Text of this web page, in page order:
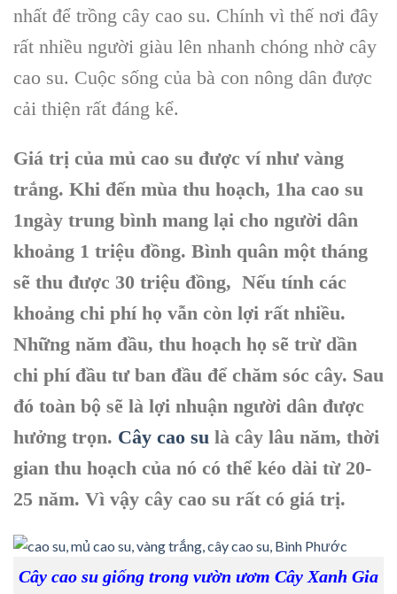
nhất để trồng cây cao su. Chính vì thế nơi đây
rất nhiều người giàu lên nhanh chóng nhờ cây
cao su. Cuộc sống của bà con nông dân được
cải thiện rất đáng kể.
Giá trị của mủ cao su được ví như vàng
trắng. Khi đến mùa thu hoạch, 1ha cao su
1ngày trung bình mang lại cho người dân
khoảng 1 triệu đồng. Bình quân một tháng
sẽ thu được 30 triệu đồng, Nếu tính các
khoảng chi phí họ vẫn còn lợi rất nhiều.
Những năm đầu, thu hoạch họ sẽ trừ dần
chi phí đầu tư ban đầu để chăm sóc cây. Sau
đó toàn bộ sẽ là lợi nhuận người dân được
hưởng trọn. Cây cao su là cây lâu năm, thời
gian thu hoạch của nó có thể kéo dài từ 20-
25 năm. Vì vậy cây cao su rất có giá trị.
Cây cao su giống trong vườn ươm Cây Xanh Gia